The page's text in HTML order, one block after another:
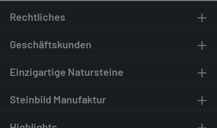
Rechtliches
Geschäftskunden
Einzigartige Natursteine
Steinbild Manufaktur